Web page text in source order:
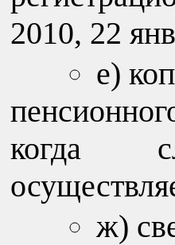
2010, 22
е)
когда
ж)